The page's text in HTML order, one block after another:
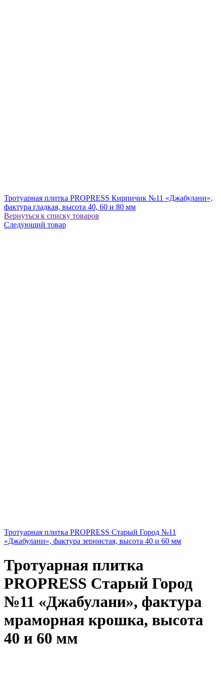
Тротуарная плитка PROPRESS Кирпичик №11 «Джабулани»,
фактура гладкая, высота 40, 60 и 80 мм
Вернуться к списку товаров
Следующий товар
Тротуарная плитка PROPRESS Старый Город №11
«Джабулани», фактура зернистая, высота 40 и 60 мм
Тротуарная плитка
PROPRESS Старый Город
№11 «Джабулани», фактура
мраморная крошка, высота
40 и 60 мм